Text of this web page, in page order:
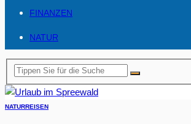
FINANZEN
NATUR
NATURREISEN